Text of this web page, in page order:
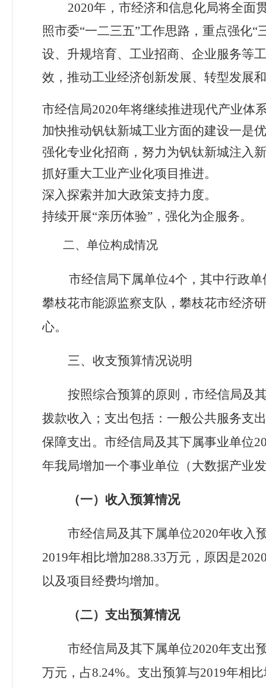
2020年，市经济和信息化局将全面
照市委“一二三五”工作思路，重点强化“
设、升规培育、工业招商、企业服务等
效，推动工业经济创新发展、转型发展
市经信局2020年将继续推进现代产业体
加快推动钒钛新城工业方面的建设一是
强化专业化招商，努力为钒钛新城注入
抓好重大工业产业化项目推进。
深入探索并加大政策支持力度。
持续开展“亲历体验” ，强化为企服务。
二、单位构成情况
市经信局下属单位4个，其中行政
攀枝花市能源监察支队，攀枝花市经济
心。
三、收支预算情况说明
按照综合预算的原则，市经信局及
拨款收入；支出包括：一般公共服务支
保障支出。 市经信局及其下属事业单位
年我局增加一个事业单位（大数据产业
（一）收入预算情况
市经信局及其下属单位2020年收入
2019年相比增加288.33万元，原因是
以及项目经费均增加。
（二）支出预算情况
市经信局及其下属单位2020年支出
万元，占8.24%。支出预算与2019年相